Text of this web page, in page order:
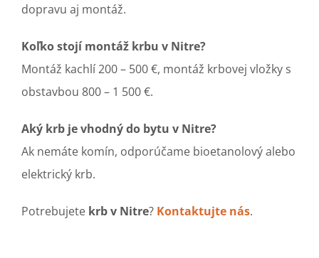
dopravu aj montáž.
Koľko stojí montáž krbu v Nitre?
Montáž kachlí 200 – 500 €, montáž krbovej vložky s
obstavbou 800 – 1 500 €.
Aký krb je vhodný do bytu v Nitre?
Ak nemáte komín, odporúčame bioetanolový alebo
elektrický krb.
Potrebujete krb v Nitre? Kontaktujte nás.